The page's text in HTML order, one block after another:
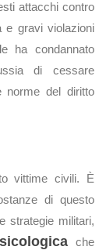
attacchi contro
e gravi violazioni
ha condannato
di cessare
norme del diritto
vittime civili. È
di questo
strategie militari,
che